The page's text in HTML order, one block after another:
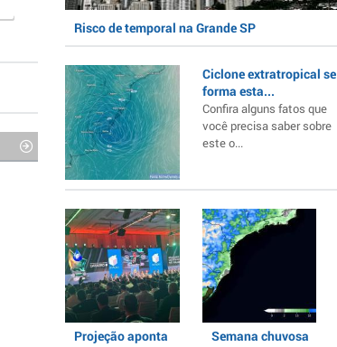
Risco de temporal na Grande SP
Ciclone extratropical se
forma esta...
Confira alguns fatos que
você precisa saber sobre
este o...
Projeção aponta
Semana chuvosa